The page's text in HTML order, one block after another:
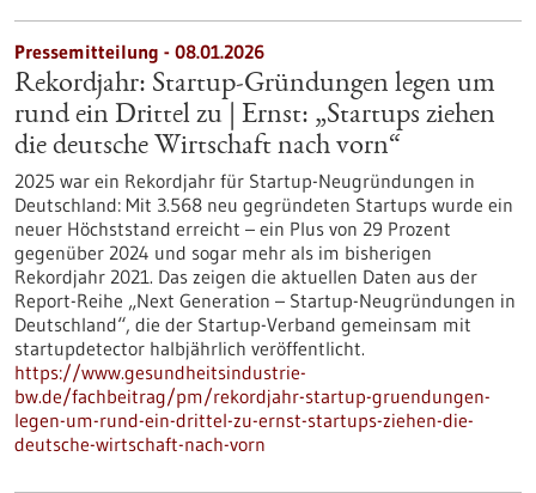
Pressemitteilung - 08.01.2026
Rekordjahr: Startup-Gründungen legen um
rund ein Drittel zu | Ernst: „Startups ziehen
die deutsche Wirtschaft nach vorn“
2025 war ein Rekordjahr für Startup-Neugründungen in
Deutschland: Mit 3.568 neu gegründeten Startups wurde ein
neuer Höchststand erreicht – ein Plus von 29 Prozent
gegenüber 2024 und sogar mehr als im bisherigen
Rekordjahr 2021. Das zeigen die aktuellen Daten aus der
Report-Reihe „Next Generation – Startup-Neugründungen in
Deutschland“, die der Startup-Verband gemeinsam mit
startupdetector halbjährlich veröffentlicht.
https://www.gesundheitsindustrie-
bw.de/fachbeitrag/pm/rekordjahr-startup-gruendungen-
legen-um-rund-ein-drittel-zu-ernst-startups-ziehen-die-
deutsche-wirtschaft-nach-vorn